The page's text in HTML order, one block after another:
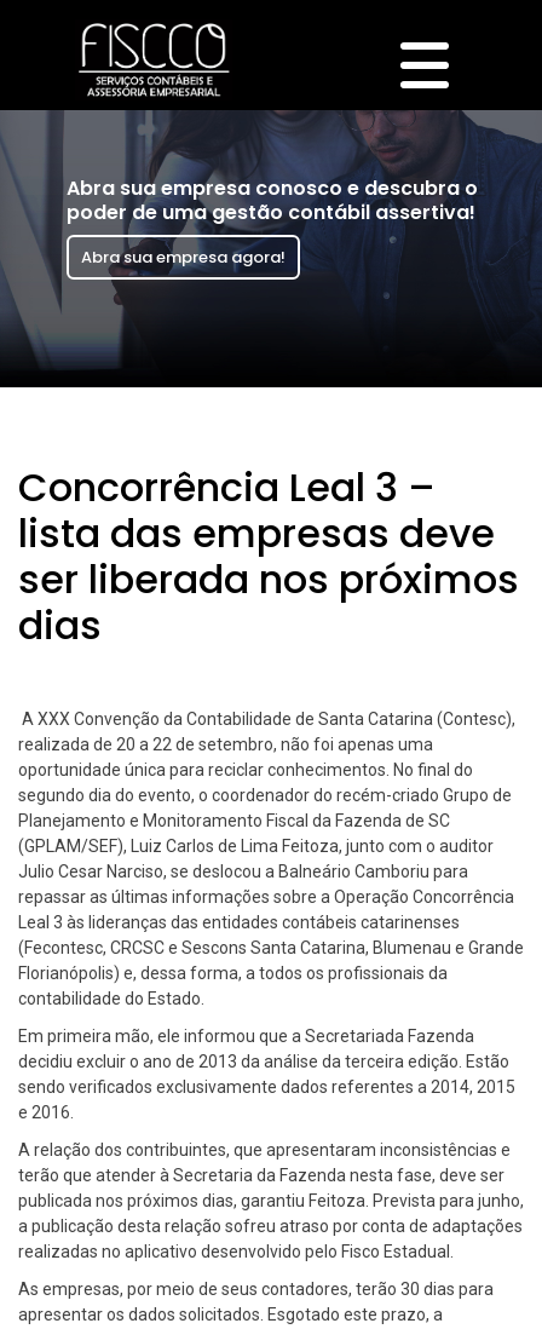
Abra sua empresa conosco e descubra o
poder de uma gestão contábil assertiva!
Abra sua empresa agora!
Concorrência Leal 3 –
lista das empresas deve
ser liberada nos próximos
dias
A XXX Convenção da Contabilidade de Santa Catarina (Contesc),
realizada de 20 a 22 de setembro, não foi apenas uma
oportunidade única para reciclar conhecimentos. No final do
segundo dia do evento, o coordenador do recém-criado Grupo de
Planejamento e Monitoramento Fiscal da Fazenda de SC
(GPLAM/SEF), Luiz Carlos de Lima Feitoza, junto com o auditor
Julio Cesar Narciso, se deslocou a Balneário Camboriu para
repassar as últimas informações sobre a Operação Concorrência
Leal 3 às lideranças das entidades contábeis catarinenses
(Fecontesc, CRCSC e Sescons Santa Catarina, Blumenau e Grande
Florianópolis) e, dessa forma, a todos os profissionais da
contabilidade do Estado.
Em primeira mão, ele informou que a Secretariada Fazenda
decidiu excluir o ano de 2013 da análise da terceira edição. Estão
sendo verificados exclusivamente dados referentes a 2014, 2015
e 2016.
A relação dos contribuintes, que apresentaram inconsistências e
terão que atender à Secretaria da Fazenda nesta fase, deve ser
publicada nos próximos dias, garantiu Feitoza. Prevista para junho,
a publicação desta relação sofreu atraso por conta de adaptações
realizadas no aplicativo desenvolvido pelo Fisco Estadual.
As empresas, por meio de seus contadores, terão 30 dias para
apresentar os dados solicitados. Esgotado este prazo, a